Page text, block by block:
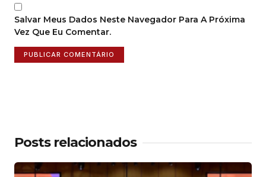
Salvar Meus Dados Neste Navegador Para A Próxima
Vez Que Eu Comentar.
Posts relacionados